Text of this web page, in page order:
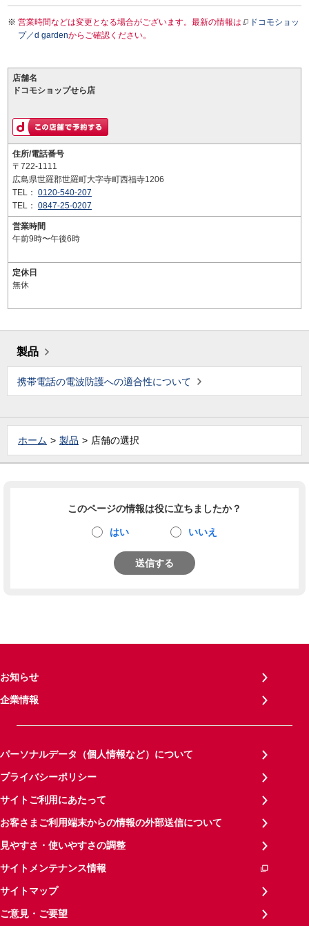
営業時間などは変更となる場合がございます。最新の情報は
ドコモショッ
プ／d gardenからご確認ください。
店舗名
ドコモショップせら店
住所/電話番号
〒722-1111
広島県世羅郡世羅町大字寺町西福寺1206
TEL： 0120-540-207
TEL： 0847-25-0207
営業時間
午前9時〜午後6時
定休日
無休
製品
携帯電話の電波防護への適合性について
ホーム 製品 店舗の選択
このページの情報は役に立ちましたか？
はい いいえ
送信する
お知らせ
企業情報
パーソナルデータ（個人情報など）について
プライバシーポリシー
サイトご利用にあたって
お客さまご利用端末からの情報の外部送信について
見やすさ・使いやすさの調整
サイトメンテナンス情報
サイトマップ
ご意見・ご要望